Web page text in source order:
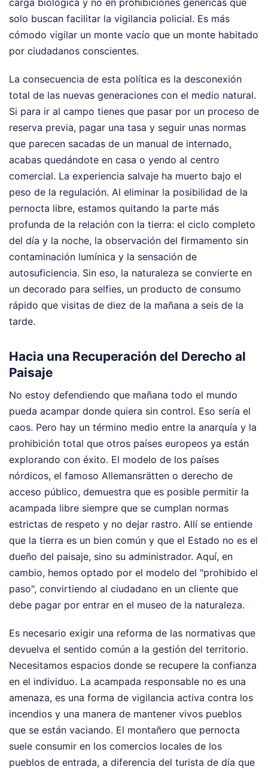
carga biológica y no en prohibiciones genéricas que
solo buscan facilitar la vigilancia policial. Es más
cómodo vigilar un monte vacío que un monte habitado
por ciudadanos conscientes.
La consecuencia de esta política es la desconexión
total de las nuevas generaciones con el medio natural.
Si para ir al campo tienes que pasar por un proceso de
reserva previa, pagar una tasa y seguir unas normas
que parecen sacadas de un manual de internado,
acabas quedándote en casa o yendo al centro
comercial. La experiencia salvaje ha muerto bajo el
peso de la regulación. Al eliminar la posibilidad de la
pernocta libre, estamos quitando la parte más
profunda de la relación con la tierra: el ciclo completo
del día y la noche, la observación del firmamento sin
contaminación lumínica y la sensación de
autosuficiencia. Sin eso, la naturaleza se convierte en
un decorado para selfies, un producto de consumo
rápido que visitas de diez de la mañana a seis de la
tarde.
Hacia una Recuperación del Derecho al
Paisaje
No estoy defendiendo que mañana todo el mundo
pueda acampar donde quiera sin control. Eso sería el
caos. Pero hay un término medio entre la anarquía y la
prohibición total que otros países europeos ya están
explorando con éxito. El modelo de los países
nórdicos, el famoso Allemansrätten o derecho de
acceso público, demuestra que es posible permitir la
acampada libre siempre que se cumplan normas
estrictas de respeto y no dejar rastro. Allí se entiende
que la tierra es un bien común y que el Estado no es el
dueño del paisaje, sino su administrador. Aquí, en
cambio, hemos optado por el modelo del "prohibido el
paso", convirtiendo al ciudadano en un cliente que
debe pagar por entrar en el museo de la naturaleza.
Es necesario exigir una reforma de las normativas que
devuelva el sentido común a la gestión del territorio.
Necesitamos espacios donde se recupere la confianza
en el individuo. La acampada responsable no es una
amenaza, es una forma de vigilancia activa contra los
incendios y una manera de mantener vivos pueblos
que se están vaciando. El montañero que pernocta
suele consumir en los comercios locales de los
pueblos de entrada, a diferencia del turista de día que